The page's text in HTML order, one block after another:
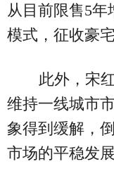
从目前限售5年
模式，征收豪
此外，宋
维持一线城市
象得到缓解，
市场的平稳发展